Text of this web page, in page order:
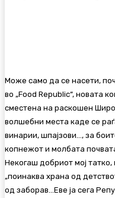
Може само да се насети,
во „Food Republic“, новата
сместена на раскошен
волшебни места каде се
винарии, шпајзови…, за
копнежот и молбата
Некогаш добриот мој татко,
„поинаква храна од
од заборав…Еве ја сега